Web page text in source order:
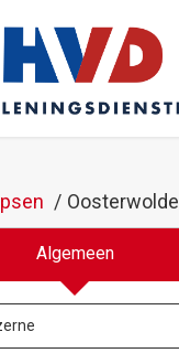
Oosterwolde
Algemeen